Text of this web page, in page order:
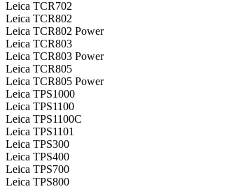
Leica TCR702
Leica TCR802
Leica TCR802 Power
Leica TCR803
Leica TCR803 Power
Leica TCR805
Leica TCR805 Power
Leica TPS1000
Leica TPS1100
Leica TPS1100C
Leica TPS1101
Leica TPS300
Leica TPS400
Leica TPS700
Leica TPS800